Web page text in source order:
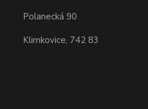
Polanecká 90
Klimkovice, 742 83